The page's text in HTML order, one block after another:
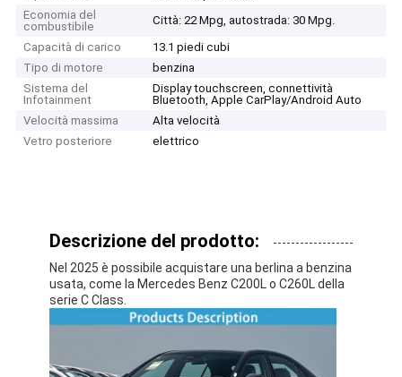
Economia del
combustibile
Città: 22 Mpg, autostrada: 30 Mpg.
Capacità di carico
13.1 piedi cubi
Tipo di motore
benzina
Sistema del
Infotainment
Display touchscreen, connettività
Bluetooth, Apple CarPlay/Android Auto
Velocità massima
Alta velocità
Vetro posteriore
elettrico
Descrizione del prodotto:
Nel 2025 è possibile acquistare una berlina a benzina
usata, come la Mercedes Benz C200L o C260L della
serie C Class.